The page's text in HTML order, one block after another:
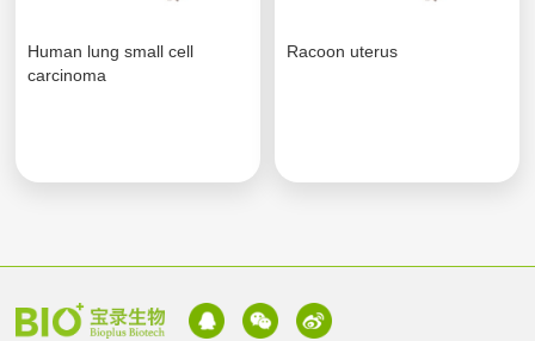
Human lung small cell
carcinoma
Racoon uterus